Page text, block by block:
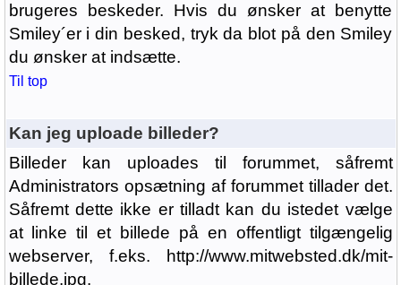
brugeres beskeder. Hvis du ønsker at benytte
Smiley´er i din besked, tryk da blot på den Smiley
du ønsker at indsætte.
Til top
Kan jeg uploade billeder?
Billeder kan uploades til forummet, såfremt
Administrators opsætning af forummet tillader det.
Såfremt dette ikke er tilladt kan du istedet vælge
at linke til et billede på en offentligt tilgængelig
webserver, f.eks. http://www.mitwebsted.dk/mit-
billede.jpg.